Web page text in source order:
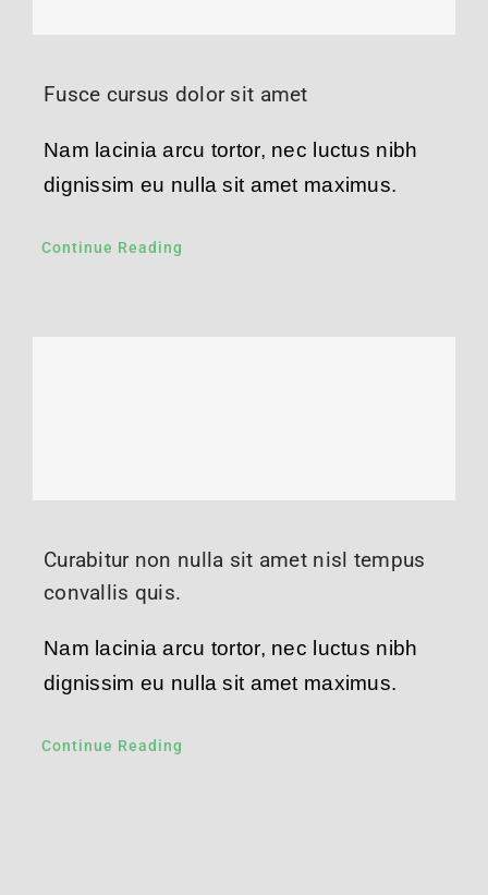
Fusce cursus dolor sit amet
Nam lacinia arcu tortor, nec luctus nibh
dignissim eu nulla sit amet maximus.
Continue Reading
Curabitur non nulla sit amet nisl tempus
convallis quis.
Nam lacinia arcu tortor, nec luctus nibh
dignissim eu nulla sit amet maximus.
Continue Reading